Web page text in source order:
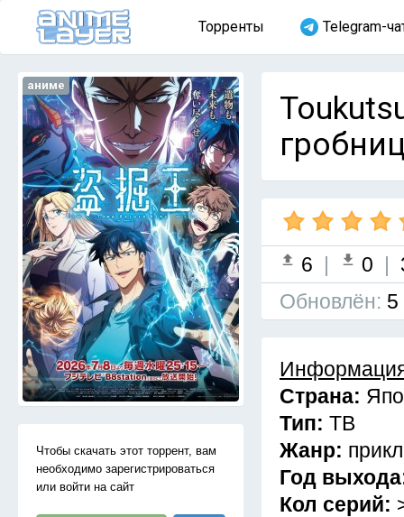
Торренты Telegram-
аниме
Чтобы скачать этот торрент, вам
необходимо зарегистрироваться
или войти на сайт
6 | 0 |
Обновлён: 5
Страна:
Тип: ТВ
Жанр:
Год
Кол серий: